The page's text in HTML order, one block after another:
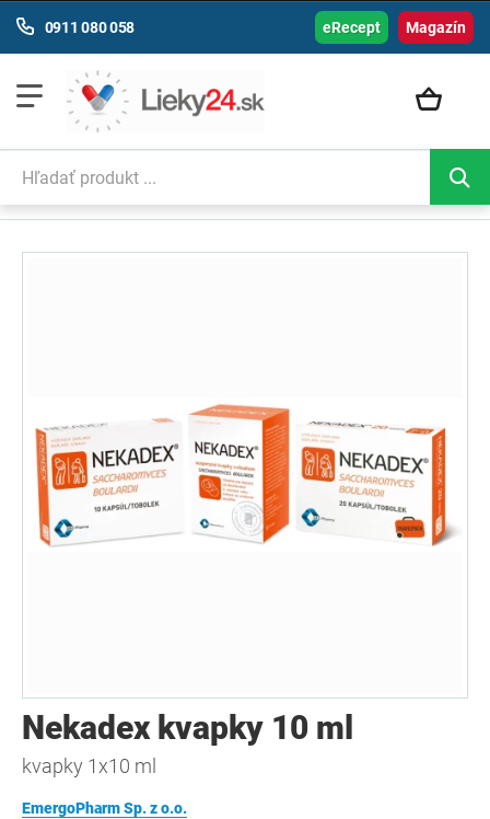
Magazín
0911 080 058 eRecept
Nekadex kvapky 10 ml
kvapky 1x10 ml
EmergoPharm Sp. z o.o.